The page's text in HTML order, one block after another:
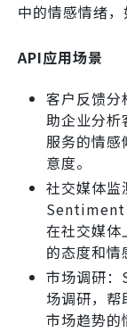
中的情感情绪，
API应用场景
客户反馈
助企业分析
服务的情感
意度。
社交媒体监
Sentiment
在社交媒体
的态度和情
市场调研
场调研，帮
市场趋势的